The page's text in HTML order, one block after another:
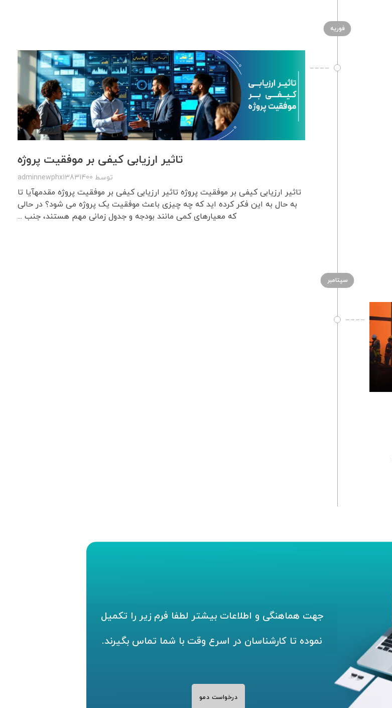
فوریه
تاثیر ارزیابی کیفی بر موفقیت پروژه
توسط adminnewphx13831400
تاثیر ارزیابی کیفی بر موفقیت پروژه تاثیر ارزیابی کیفی بر موفقیت پروژه مقدمهآیا تا
به حال به این فکر کرده اید که چه چیزی باعث موفقیت یک پروژه می شود؟ در حالی
که معیارهای کمی مانند بودجه و جدول زمانی مهم هستند، جنب ...
سپتامبر
جهت هماهنگی و اطلاعات بیشتر لطفا فرم زیر را تکمیل
نموده تا کارشناسان در اسرع وقت با شما تماس بگیرند.
درخواست دمو